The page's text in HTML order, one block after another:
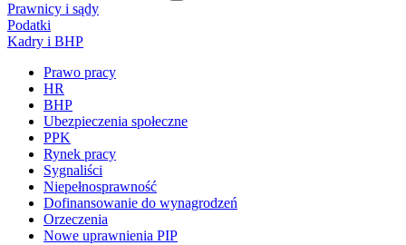
Prawnicy i sądy
Podatki
Kadry i BHP
Prawo pracy
HR
BHP
Ubezpieczenia społeczne
PPK
Rynek pracy
Sygnaliści
Niepełnosprawność
Dofinansowanie do wynagrodzeń
Orzeczenia
Nowe uprawnienia PIP